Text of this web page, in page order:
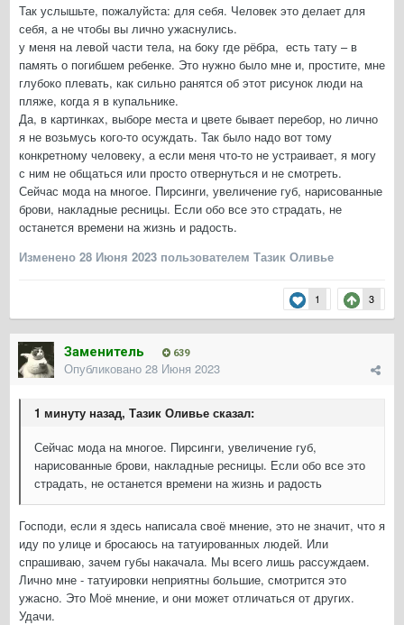
Так услышьте, пожалуйста: для себя. Человек это делает для
себя, а не чтобы вы лично ужаснулись.
у меня на левой части тела, на боку где рёбра, есть тату – в
память о погибшем ребенке. Это нужно было мне и, простите, мне
глубоко плевать, как сильно ранятся об этот рисунок люди на
пляже, когда я в купальнике.
Да, в картинках, выборе места и цвете бывает перебор, но лично
я не возьмусь кого-то осуждать. Так было надо вот тому
конкретному человеку, а если меня что-то не устраивает, я могу
с ним не общаться или просто отвернуться и не смотреть.
Сейчас мода на многое. Пирсинги, увеличение губ, нарисованные
брови, накладные ресницы. Если обо все это страдать, не
останется времени на жизнь и радость.
Изменено 28 Июня 2023 пользователем Тазик Оливье
1 3
Заменитель 639
Опубликовано 28 Июня 2023
1 минуту назад, Тазик Оливье сказал:
Сейчас мода на многое. Пирсинги, увеличение губ,
нарисованные брови, накладные ресницы. Если обо все это
страдать, не останется времени на жизнь и радость
Господи, если я здесь написала своё мнение, это не значит, что я
иду по улице и бросаюсь на татуированных людей. Или
спрашиваю, зачем губы накачала. Мы всего лишь рассуждаем.
Лично мне - татуировки неприятны большие, смотрится это
ужасно. Это Моё мнение, и они может отличаться от других.
Удачи.